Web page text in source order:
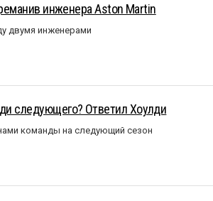
инженера Aston Martin
двумя инженерами
следующего? Ответил Хоулди
команды на следующий сезон